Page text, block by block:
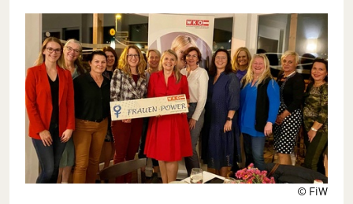
© FiW